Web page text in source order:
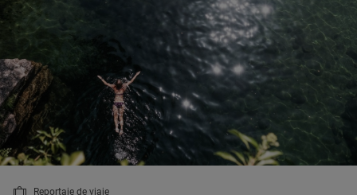
Reportaje de viaje